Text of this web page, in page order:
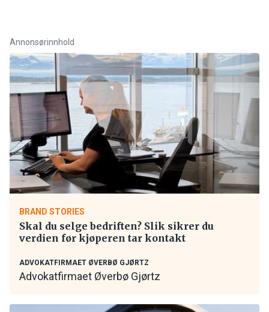
Annonsørinnhold
BRAND STORIES
Skal du selge bedriften? Slik sikrer du
verdien før kjøperen tar kontakt
ADVOKATFIRMAET ØVERBØ GJØRTZ
Advokatfirmaet Øverbø Gjørtz